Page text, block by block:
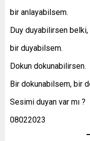
bir anlayabilsem.
Duy duyabilirsen belki,
bir duyabilsem.
Dokun dokunabilirsen.
Bir dokunabilsem, bir
Sesimi duyan var mı ?
08022023